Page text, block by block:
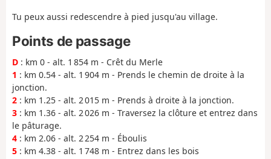
Tu peux aussi redescendre à pied jusqu'au village.
Points de passage
D : km 0 - alt. 1 854 m - Crêt du Merle
1 : km 0.54 - alt. 1 904 m - Prends le chemin de droite à la
jonction.
2 : km 1.25 - alt. 2 015 m - Prends à droite à la jonction.
3 : km 1.36 - alt. 2 026 m - Traversez la clôture et entrez dans
le pâturage.
4 : km 2.06 - alt. 2 254 m - Éboulis
5 : km 4.38 - alt. 1 748 m - Entrez dans les bois